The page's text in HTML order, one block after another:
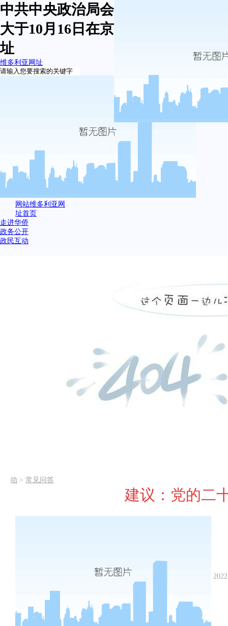
中共中央政治局会议建议：党的二十
大于10月16日在京召开-维多利亚网
址
维多利亚网址
网站维多利亚网
址首页
走进华侨
政务公开
政民互动
动 > 常见问答
建议：党的二